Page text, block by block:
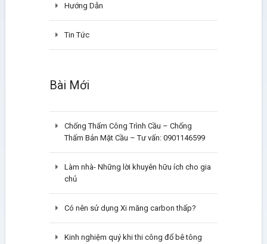
Hướng Dẫn
Tin Tức
Bài Mới
Chống Thấm Công Trình Cầu – Chống
Thấm Bản Mặt Cầu – Tư vấn: 0901146599
Làm nhà- Những lời khuyên hữu ích cho gia
chủ
Có nên sử dụng Xi măng carbon thấp?
Kinh nghiệm quý khi thi công đổ bê tông